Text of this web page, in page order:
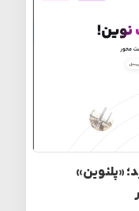
«پلنوین»